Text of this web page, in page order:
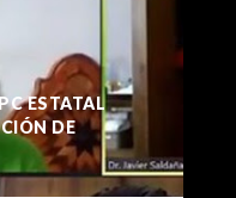
ESTATAL
DE